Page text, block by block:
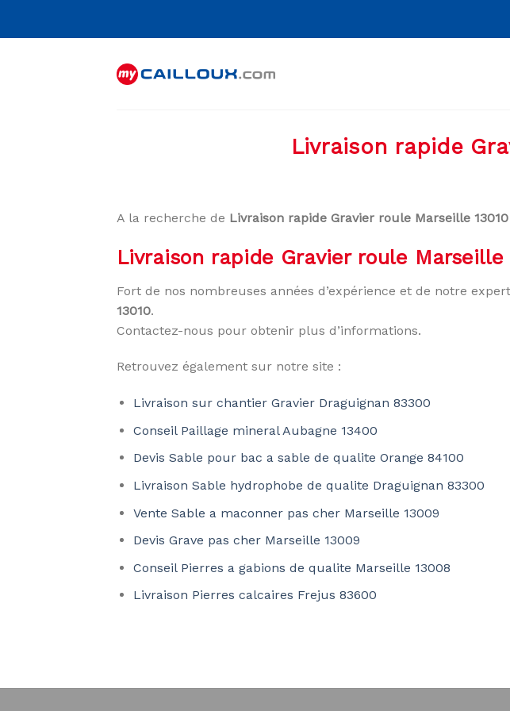
Livraison rapide
A la recherche de Livraison rapide Gravier roule Marseille 13010
Livraison rapide Gravier roule Marseille
Fort de nos nombreuses années d’expérience et de notre
13010.
Contactez-nous pour obtenir plus d’informations.
Retrouvez également sur notre site :
Livraison sur chantier Gravier Draguignan 83300
Conseil Paillage mineral Aubagne 13400
Devis Sable pour bac a sable de qualite Orange 84100
Livraison Sable hydrophobe de qualite Draguignan 83300
Vente Sable a maconner pas cher Marseille 13009
Devis Grave pas cher Marseille 13009
Conseil Pierres a gabions de qualite Marseille 13008
Livraison Pierres calcaires Frejus 83600